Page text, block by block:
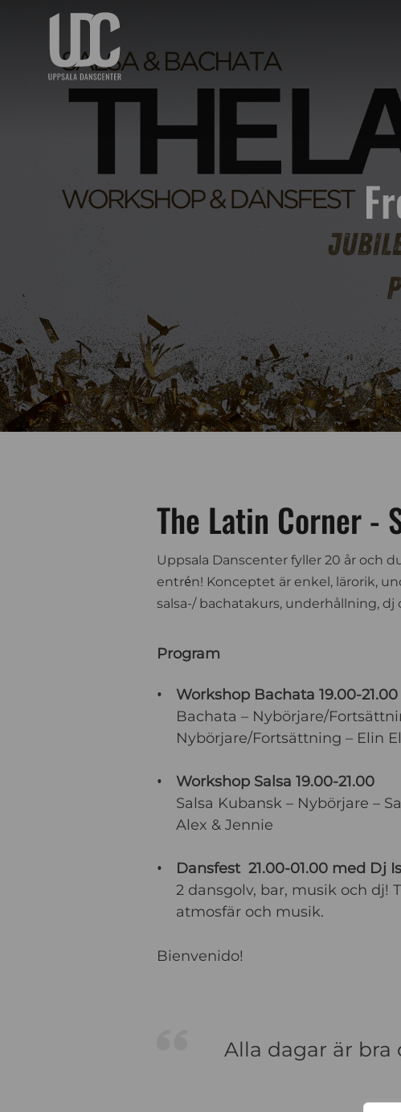
The Latin Corner -
Uppsala Danscenter fyller 20 år och
entrén! Konceptet är enkel, lärorik,
salsa-/ bachatakurs, underhållning,
Program
Workshop Bachata 19.00-21.00
Bachata – Nybörjare/
Nybörjare/Fortsättning – Elin
Workshop Salsa 19.00-21.00
Salsa Kubansk – Nybörjare –
Alex & Jennie
Dansfest 21.00-01.00 med Dj
2 dansgolv, bar, musik och dj!
atmosfär och musik.
Bienvenido!
Alla dagar är bra